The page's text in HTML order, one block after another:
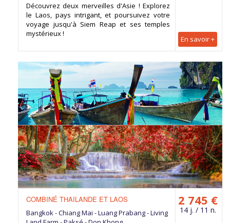
En savoir +
Découvrez deux merveilles d'Asie ! Explorez
le Laos, pays intrigant, et poursuivez votre
voyage jusqu'à Siem Reap et ses temples
mystérieux !
2 745 €
14 j. / 11 n.
COMBINÉ THAILANDE ET LAOS
Bangkok - Chiang Mai - Luang Prabang - Living